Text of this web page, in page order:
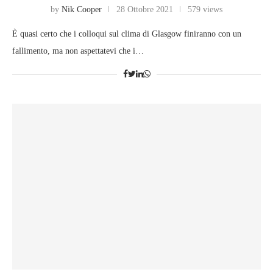
by Nik Cooper 28 Ottobre 2021 579 views
È quasi certo che i colloqui sul clima di Glasgow finiranno con un
fallimento, ma non aspettatevi che i…